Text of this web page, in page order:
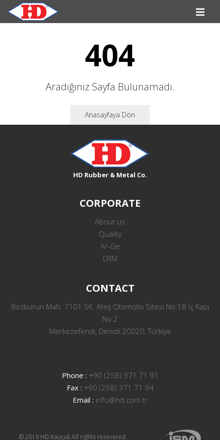
404
Aradığınız Sayfa Bulunamadı.
Anasayfaya Dön
HD Rubber & Metal Co.
CORPORATE
About us
Quality
Ar-Ge
CRM
CONTACT
Bozburun Mah. 7101 SK. Ateş Otomotiv Sitesi No:18 İç Kapı
No:2
Merkezefendi, Denizli 20020, Türkiye
Phone : +90 (258) 371 71 91
Fax : +90 (258) 371 71 94
Email : info@hd.com.tr
© 2019 HD Kauçuk All rights resevered.